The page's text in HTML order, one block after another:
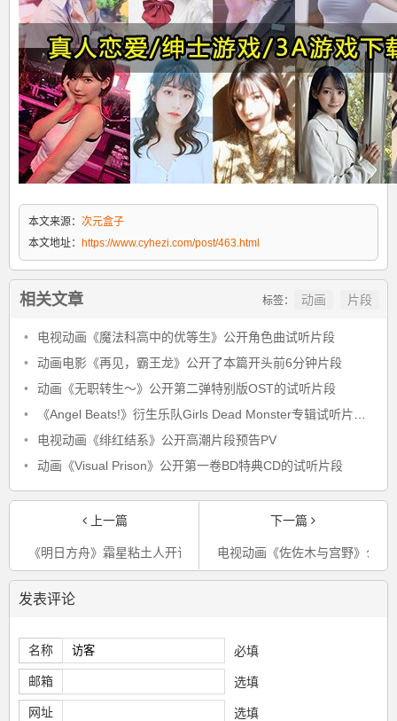
本文来源： 次元盒子
本文地址： https://www.cyhezi.com/post/463.html
相关文章 标签： 动画 片段
•
电视动画《魔法科高中的优等生》公开角色曲试听片段
•
动画电影《再见，霸王龙》公开了本篇开头前6分钟片段
•
动画《无职转生～》公开第二弹特别版OST的试听片段
•
《Angel Beats!》衍生乐队Girls Dead Monster专辑试听片段公开
•
电视动画《绯红结系》公开高潮片段预告PV
•
动画《Visual Prison》公开第一卷BD特典CD的试听片段
上一篇
《明日方舟》霜星粘土人开订
下一篇
电视动画《佐佐木与宫野》公开
发表评论
名称 必填
邮箱 选填
网址 选填